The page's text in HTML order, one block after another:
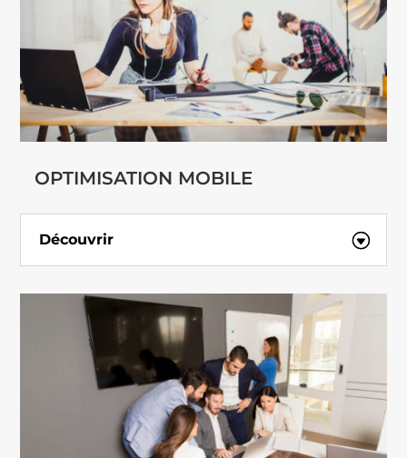
OPTIMISATION MOBILE
Découvrir